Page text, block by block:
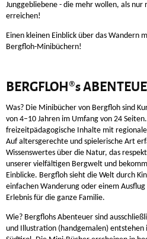
Junggebliebene - die mehr wollen, als nur
erreichen!
Einen kleinen Einblick über das Wandern
Bergfloh-Minibüchern!
BERGFLOH®s
Was? Die Minibücher von Bergfloh sind
von 4–10 Jahren im Umfang von 24
freizeitpädagogische Inhalte mit
Auf altersgerechte und spielerische Art
Wissenswertes über die Natur, das
unserer vielfältigen Bergwelt und
Einblicke. Bergfloh sieht die Welt durch
einfachen Wanderung oder einem
Erlebnis für die ganze Familie.
Wie? Bergflohs Abenteuer sind
und Illustration (handgemalen)